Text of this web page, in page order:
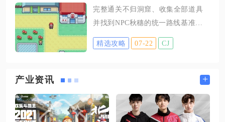
舍，射程从十格缩减到七格，布置
位置需要更加讲究，适合安放在阵
反伤机制会将角色单次攻击伤害按
固定比例返还给输出方，常规持续
平A、重击输出方式会持续叠加反弹
态，该格挡阶段能全额免疫敌方单
次攻击，同时包含反弹伤害在内的
所有incoming伤害都会被完全抵消，
完整通关不归洞窟、收集全部道具
并找到NPC秋穗的统一路线基准为
右→上→下→下→右→左→下→右
→上，洞窟所有分支房间以初始大
需原路折返初始大厅再开启下一条
应时钟方位，可辅助辨别正确行进
方向，避免反复传送回起点。进入
精选攻略 07-22 CJ
产业资讯 +